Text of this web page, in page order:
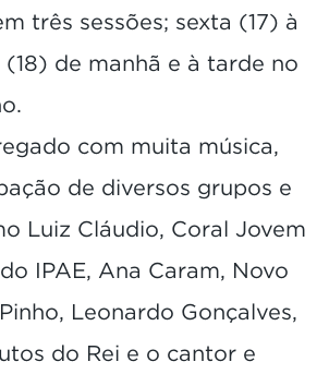
três sessões; sexta (17) à
de manhã e à tarde no
com muita música,
de diversos grupos e
Luiz Cláudio, Coral Jovem
IPAE, Ana Caram, Novo
Leonardo Gonçalves,
do Rei e o cantor e